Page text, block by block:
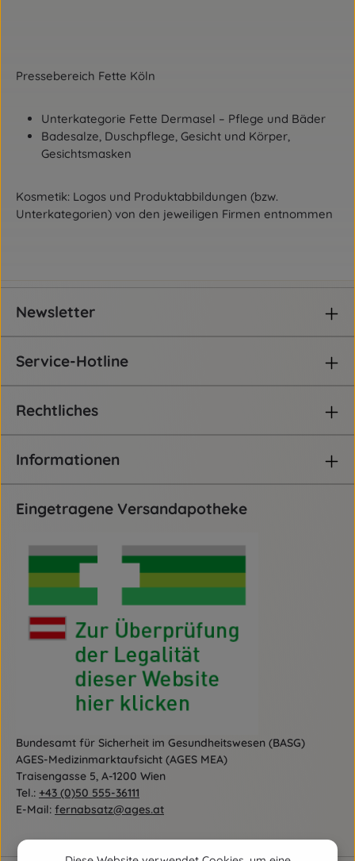
Pressebereich Fette Köln
Unterkategorie Fette Dermasel – Pflege und Bäder
Badesalze, Duschpflege, Gesicht und Körper,
Gesichtsmasken
Kosmetik: Logos und Produktabbildungen (bzw.
Unterkategorien) von den jeweiligen Firmen entnommen
Newsletter
Service-Hotline
Rechtliches
Informationen
Eingetragene Versandapotheke
Bundesamt für Sicherheit im Gesundheitswesen (BASG)
AGES-Medizinmarktaufsicht (AGES MEA)
Traisengasse 5, A-1200 Wien
Tel.: +43 (0)50 555-36111
E-Mail: fernabsatz@ages.at